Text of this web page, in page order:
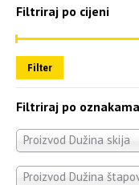
Filtriraj po cijeni
Filter
Filtriraj po oznakama
Proizvod Dužina skija
Proizvod Dužina